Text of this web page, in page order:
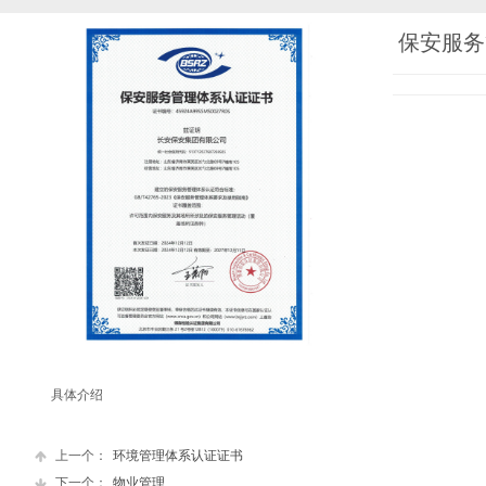
保安服
具体介绍
上一个：
环境管理体系认证证书
下一个：
物业管理